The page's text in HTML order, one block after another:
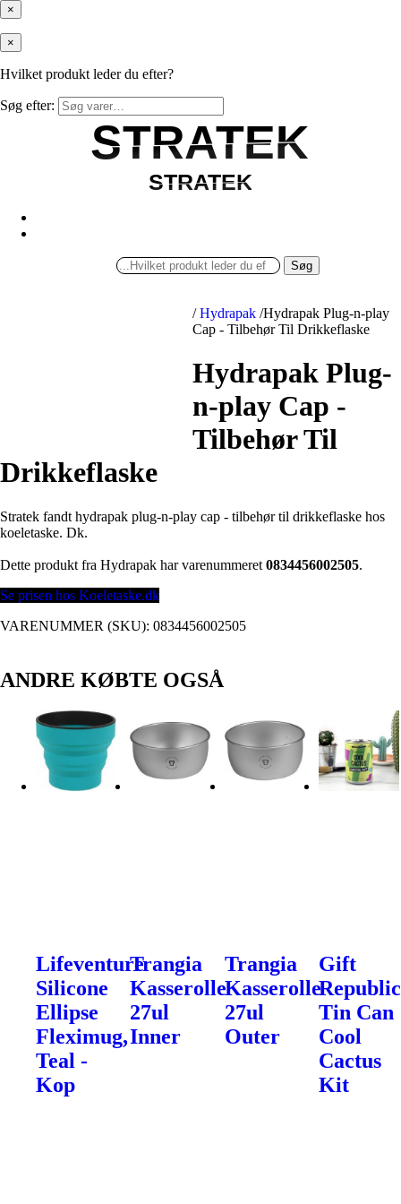
×
×
Hvilket produkt leder du efter?
Søg efter:
STRATEK
STRATEK
STRATEK
STRATEK
Søg
/ Hydrapak /Hydrapak Plug-n-play
Cap - Tilbehør Til Drikkeflaske
Hydrapak Plug-
n-play Cap -
Tilbehør Til
Drikkeflaske
Stratek fandt hydrapak plug-n-play cap - tilbehør til drikkeflaske hos
koeletaske. Dk.
Dette produkt fra Hydrapak har varenummeret 0834456002505.
Se prisen hos Koeletaske.dk
VARENUMMER (SKU): 0834456002505
ANDRE KØBTE OGSÅ
Lifeventure
Silicone
Ellipse
Fleximug,
Teal -
Kop
Trangia
Kasserolle
27ul
Inner
Trangia
Kasserolle
27ul
Outer
Gift
Republic
Tin Can
Cool
Cactus
Kit